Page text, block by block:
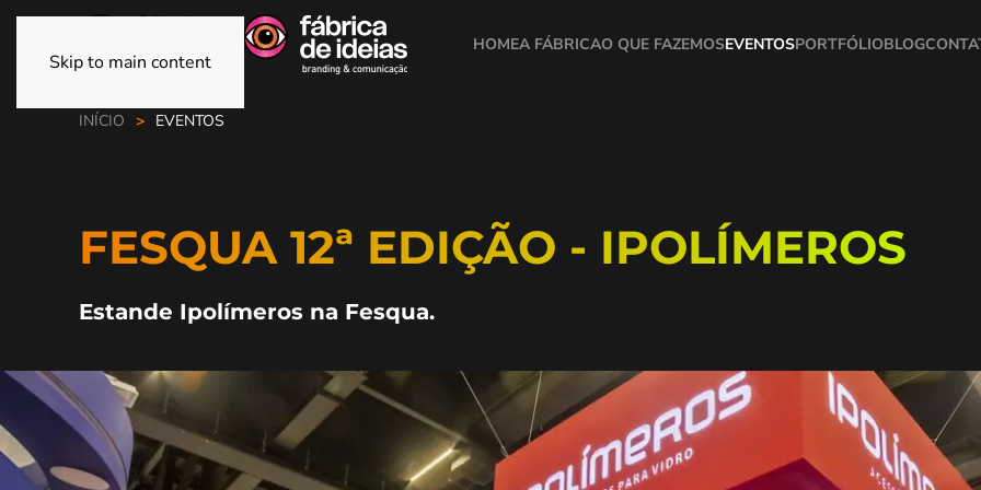
Skip to main content
HOMEA FÁBRICAO QUE FAZEMOSEVENTOSPORTFÓLIOBLOG
INÍCIO EVENTOS
FESQUA 12ª EDIÇÃO - IPOLÍMEROS
Estande Ipolímeros na Fesqua.